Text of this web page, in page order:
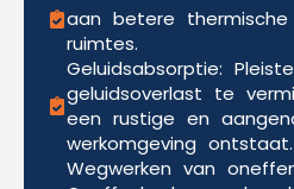
aan betere
ruimtes.
Geluidsabsorptie:
geluidsoverlast te
een rustige en
werkomgeving ontstaat.
Wegwerken van